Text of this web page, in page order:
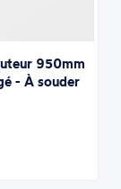
950mm
- À souder